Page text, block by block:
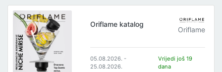
Oriflame katalog
Oriflame
05.08.2026. -
25.08.2026.
Vrijedi još 19
dana